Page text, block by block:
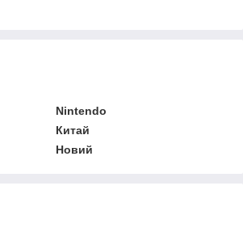
Nintendo
Китай
Новий